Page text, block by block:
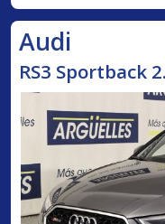
Audi
RS3 Sportback